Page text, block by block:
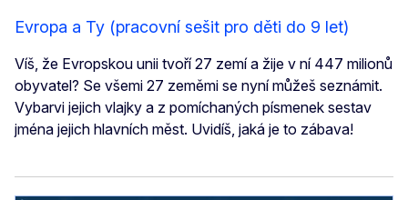
Evropa a Ty (pracovní sešit pro děti do 9 let)
Víš, že Evropskou unii tvoří 27 zemí a žije v ní 447 milionů
obyvatel? Se všemi 27 zeměmi se nyní můžeš seznámit.
Vybarvi jejich vlajky a z pomíchaných písmenek sestav
jména jejich hlavních měst. Uvidíš, jaká je to zábava!